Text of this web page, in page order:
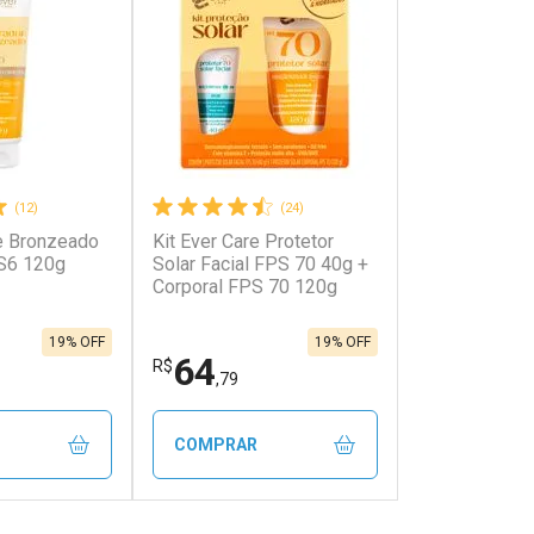
cada
cada
Ativar Desconto
(12)
Bronzeado
120g
19% OFF
(24)
Kit Ever Care Protetor
Solar Facial FPS 70 40g +
Corporal FPS 70 120g
R$64,79
19% OFF
COMPRAR